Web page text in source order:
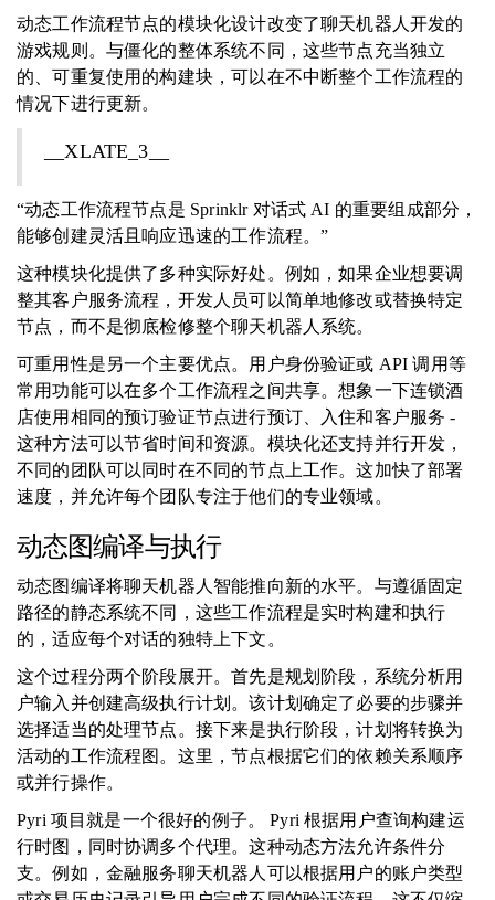
动态工作流程节点的模块化设计改变了聊天机器人开发的
游戏规则。与僵化的整体系统不同，这些节点充当独立
的、可重复使用的构建块，可以在不中断整个工作流程的
情况下进行更新。
__XLATE_3__
“动态工作流程节点是 Sprinklr 对话式 AI 的重要组成部分，
能够创建灵活且响应迅速的工作流程。”
这种模块化提供了多种实际好处。例如，如果企业想要调
整其客户服务流程，开发人员可以简单地修改或替换特定
节点，而不是彻底检修整个聊天机器人系统。
可重用性是另一个主要优点。用户身份验证或 API 调用等
常用功能可以在多个工作流程之间共享。想象一下连锁酒
店使用相同的预订验证节点进行预订、入住和客户服务 -
这种方法可以节省时间和资源。模块化还支持并行开发，
不同的团队可以同时在不同的节点上工作。这加快了部署
速度，并允许每个团队专注于他们的专业领域。
动态图编译与执行
动态图编译将聊天机器人智能推向新的水平。与遵循固定
路径的静态系统不同，这些工作流程是实时构建和执行
的，适应每个对话的独特上下文。
这个过程分两个阶段展开。首先是规划阶段，系统分析用
户输入并创建高级执行计划。该计划确定了必要的步骤并
选择适当的处理节点。接下来是执行阶段，计划将转换为
活动的工作流程图。这里，节点根据它们的依赖关系顺序
或并行操作。
Pyri 项目就是一个很好的例子。 Pyri 根据用户查询构建运
行时图，同时协调多个代理。这种动态方法允许条件分
支。例如，金融服务聊天机器人可以根据用户的账户类型